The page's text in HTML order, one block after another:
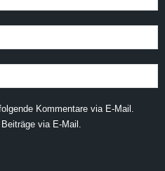
Kommentare via E-Mail.
via E-Mail.